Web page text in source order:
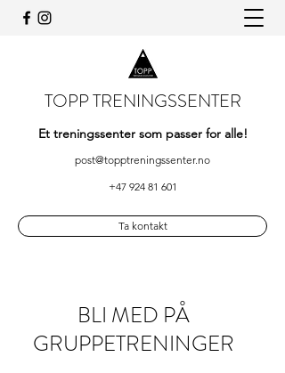
TOPP TRENINGSSENTER
Et treningssenter som passer for alle!
post@topptreningssenter.no
+47 924 81 601
Ta kontakt
BLI MED PÅ
GRUPPETRENINGER